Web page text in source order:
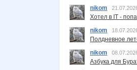
nikom
Хотел в IT -
nikom
Полдневное
nikom
Азбука для